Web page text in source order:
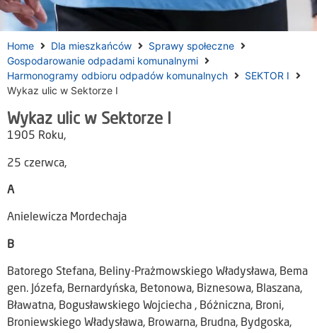
Home Dla mieszkańców
Sprawy społeczne
Gospodarowanie odpadami komunalnymi
Harmonogramy odbioru odpadów komunalnych
SEKTOR I
Wykaz ulic w Sektorze I
Wykaz ulic w Sektorze I
1905 Roku,
25 czerwca,
A
Anielewicza Mordechaja
B
Batorego Stefana, Beliny-Prażmowskiego Władysława, Bema
gen. Józefa, Bernardyńska, Betonowa, Biznesowa, Blaszana,
Bławatna, Bogusławskiego Wojciecha , Bóżniczna, Broni,
Broniewskiego Władysława, Browarna, Brudna, Bydgoska,